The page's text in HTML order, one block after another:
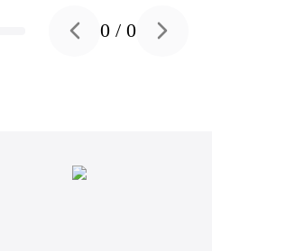
Previous slide
0 /0 Next slide